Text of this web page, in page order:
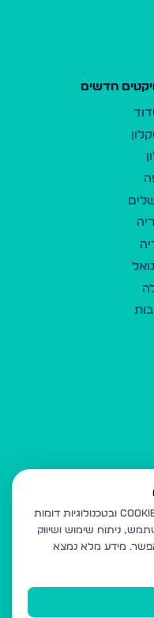
חדשים
אתר רשות היחיד עושה שימוש בקבצי Cookie ובטכנולוגיות דומות
ניתוח שימוש ושיווק
מידע מלא נמצא